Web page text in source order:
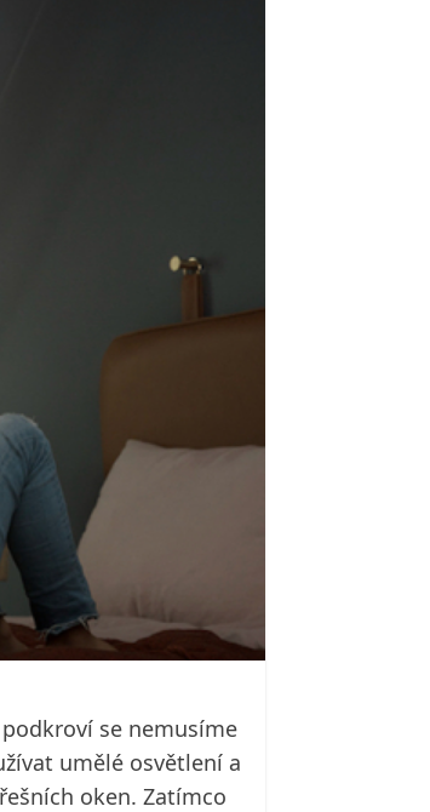
se nemusíme
umělé osvětlení a
oken. Zatímco